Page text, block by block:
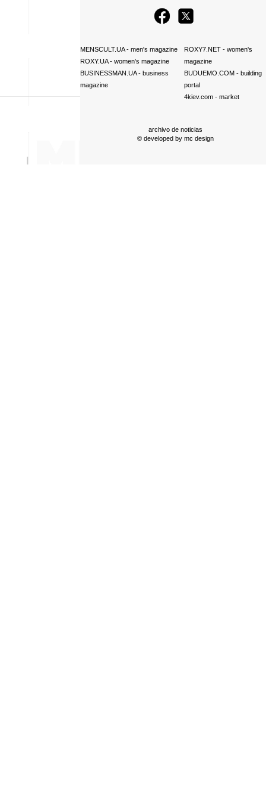
MENSCULT.UA- men's magazine
ROXY.UA- women's magazine
BUSINESSMAN.UA- business
magazine
ROXY7.NET- women's
magazine
BUDUEMO.COM- building
portal
4kiev.com- market
archivo de noticias
© developed by mc design